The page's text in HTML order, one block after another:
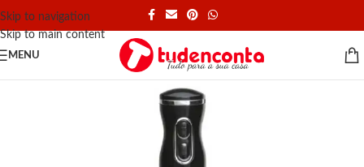
Skip to navigation
Skip to main content
MENU